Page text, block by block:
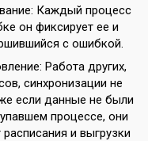
Каждый процесс
он фиксирует ее и
с ошибкой.
Работа других,
синхронизации не
если данные не были
процессе, они
и выгрузки